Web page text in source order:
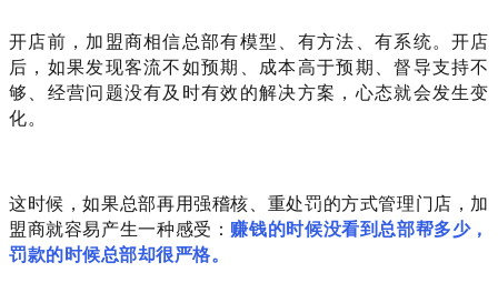
开店前，加盟商相信总部有模型、有方法、有系统。开店
后，如果发现客流不如预期、成本高于预期、督导支持不
够、经营问题没有及时有效的解决方案，心态就会发生变
化。
这时候，如果总部再用强稽核、重处罚的方式管理门店，加
盟商就容易产生一种感受： 赚钱的时候没看到总部帮多少，
罚款的时候总部却很严格。